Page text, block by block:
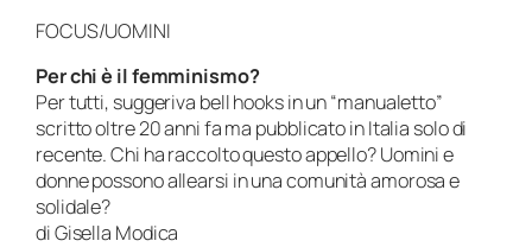
FOCUS/UOMINI
Per chi è il femminismo?
Per tutti, suggeriva bell hooks in un “manualetto”
scritto oltre 20 anni fa ma pubblicato in Italia solo di
recente. Chi ha raccolto questo appello? Uomini e
donne possono allearsi in una comunità amorosa e
solidale?
di Gisella Modica